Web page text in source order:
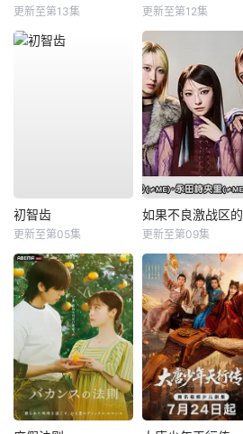
更新至第13集 更新至第12集
初智齿
更新至第05集 更新至第09集